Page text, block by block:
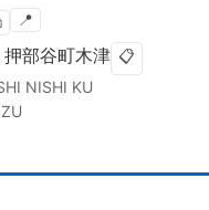
📍
押部谷町木津 📋
NISHI KU